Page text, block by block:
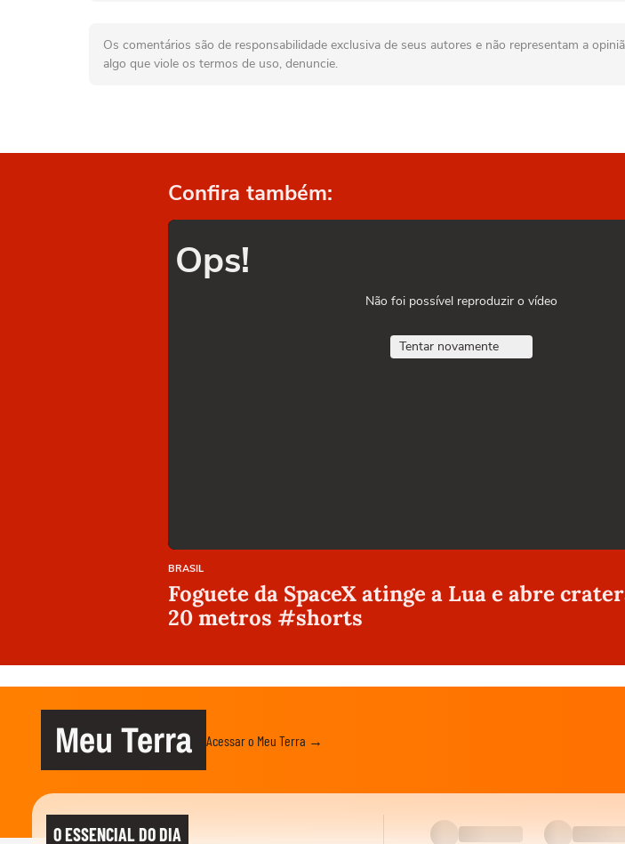
Os comentários são de responsabilidade exclusiva de seus autores e não representam a
algo que viole os termos de uso, denuncie.
Confira também:
Ops!
Não foi possível reproduzir o vídeo
Tentar novamente
BRASIL
Foguete da SpaceX atinge a Lua e abre
20 metros #shorts
Meu Terra Acessar o Meu Terra →
O ESSENCIAL DO DIA